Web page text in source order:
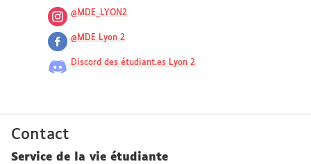
@MDE_LYON2
@MDE Lyon 2
Discord des étudiant.es Lyon 2
Contact
Service de la vie étudiante